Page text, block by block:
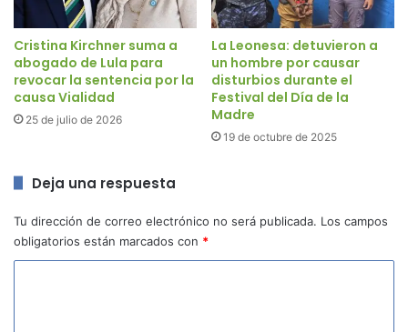
Cristina Kirchner suma a
abogado de Lula para
revocar la sentencia por la
causa Vialidad
25 de julio de 2026
La Leonesa: detuvieron a
un hombre por causar
disturbios durante el
Festival del Día de la
Madre
19 de octubre de 2025
Deja una respuesta
Tu dirección de correo electrónico no será publicada. Los campos
obligatorios están marcados con *